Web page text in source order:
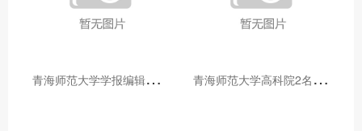
青
海师范大学学报编辑部赴大通县城关镇上毛佰胜村开展帮扶慰问活动 青
海师范大学高科院2名专家当选中国科学院院士